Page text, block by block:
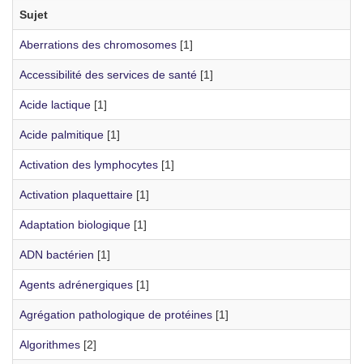
Sujet
Aberrations des chromosomes [1]
Accessibilité des services de santé [1]
Acide lactique [1]
Acide palmitique [1]
Activation des lymphocytes [1]
Activation plaquettaire [1]
Adaptation biologique [1]
ADN bactérien [1]
Agents adrénergiques [1]
Agrégation pathologique de protéines [1]
Algorithmes [2]